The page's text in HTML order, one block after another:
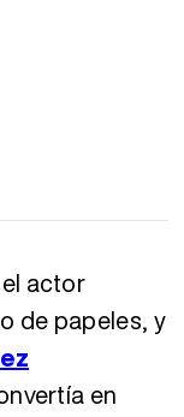
actor
de papeles, y
en